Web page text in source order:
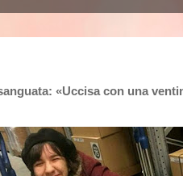
«Uccisa con una